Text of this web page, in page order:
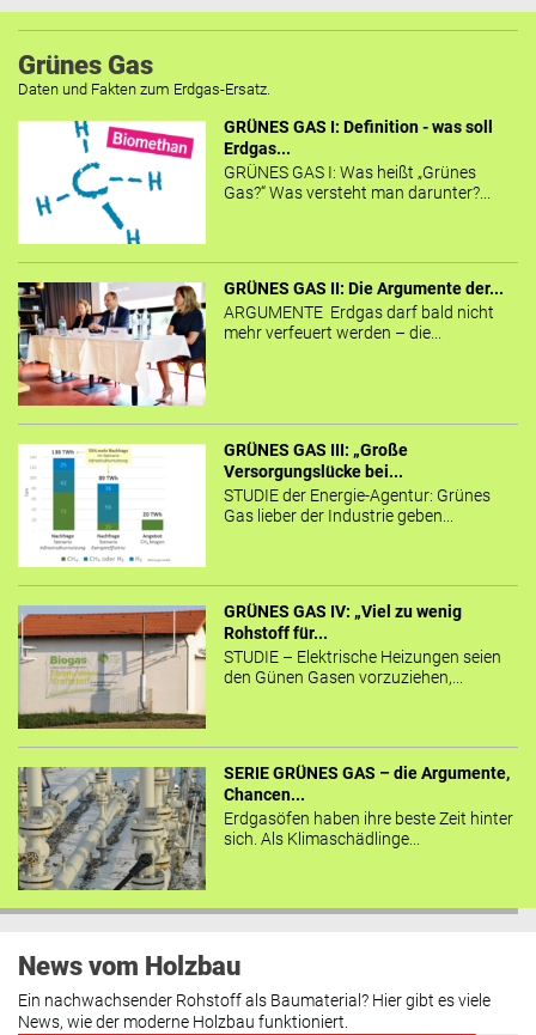
Grünes Gas
Daten und Fakten zum Erdgas-Ersatz.
GRÜNES GAS I: Definition - was soll
Erdgas...
GRÜNES GAS I: Was heißt „Grünes
Gas?“ Was versteht man darunter?...
GRÜNES GAS II: Die Argumente der...
ARGUMENTE Erdgas darf bald nicht
mehr verfeuert werden – die...
GRÜNES GAS III: „Große
Versorgungslücke bei...
STUDIE der Energie-Agentur: Grünes
Gas lieber der Industrie geben...
GRÜNES GAS IV: „Viel zu wenig
Rohstoff für...
STUDIE – Elektrische Heizungen seien
den Günen Gasen vorzuziehen,...
SERIE GRÜNES GAS – die Argumente,
Chancen...
Erdgasöfen haben ihre beste Zeit hinter
sich. Als Klimaschädlinge...
News vom Holzbau
Ein nachwachsender Rohstoff als Baumaterial? Hier gibt es viele
News, wie der moderne Holzbau funktioniert.